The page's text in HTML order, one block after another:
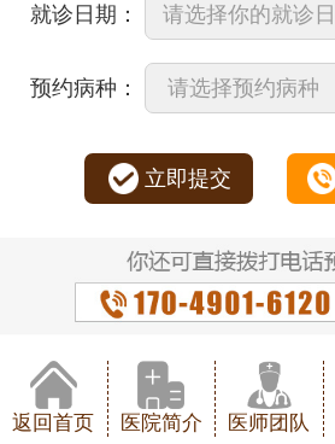
就诊日期：
预约病种：
立即提交
返回首页 医院简介 医师团队